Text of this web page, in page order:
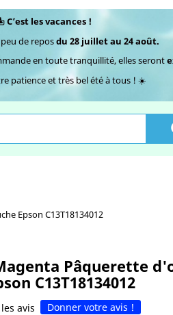
C’est les vacances !
de reposdu 28 juillet au 24 août.
en toute tranquillité, elles seront
patience et très bel été à tous ! ☀️
Epson C13T18134012
Pâquerette
C13T18134012
avis Donner votre avis !